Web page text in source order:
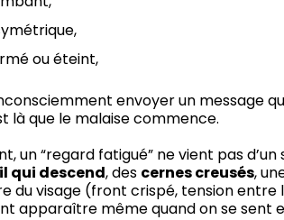
ou éteint,
envoyer un message
là que le malaise commence.
un “regard fatigué” ne vient pas
qui descend, des cernes creusés,
du visage (front crispé, tension entre
apparaître même quand on se sent